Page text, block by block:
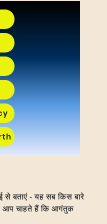
से बताएं - यह सब किस बारे
आप चाहते हैं कि आगंतुक